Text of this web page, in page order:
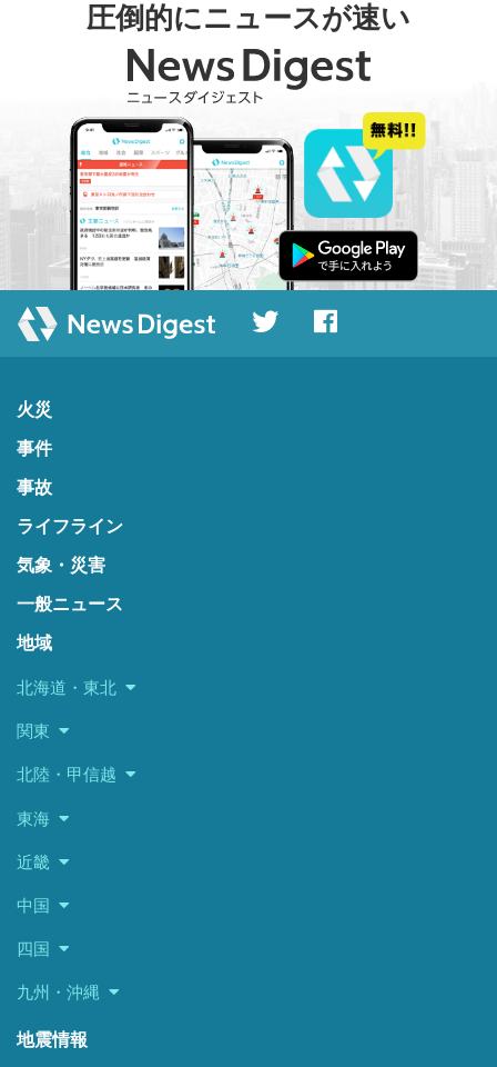
圧倒的にニュースが速い
火災
事件
事故
ライフライン
気象・災害
一般ニュース
地域
北海道・東北
関東
北陸・甲信越
東海
近畿
中国
四国
九州・沖縄
地震情報